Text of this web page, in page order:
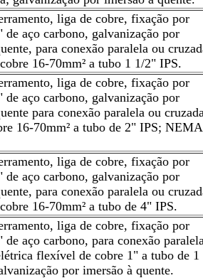
liga de cobre, fixação por
de aço carbono, galvanização por
para conexão paralela ou
16-70mm² a tubo 1 1/2" IPS.
liga de cobre, fixação por
de aço carbono, galvanização por
para conexão paralela ou
16-70mm² a tubo de 2" IPS; NEMA
liga de cobre, fixação por
de aço carbono, galvanização por
para conexão paralela ou
16-70mm² a tubo de 4" IPS.
liga de cobre, fixação por
de aço carbono, para conexão
flexível de cobre 1" a tubo de 1
por imersão à quente.